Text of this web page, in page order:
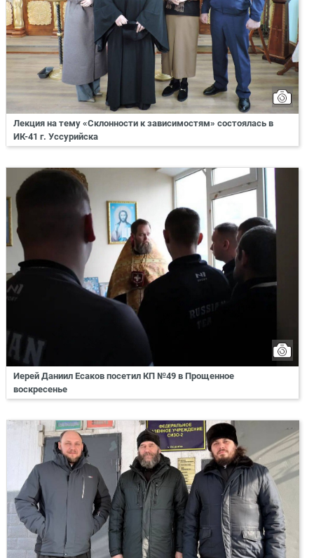
Лекция на тему «Склонности к зависимостям» состоялась в
ИК-41 г. Уссурийска
Иерей Даниил Есаков посетил КП №49 в Прощенное
воскресенье